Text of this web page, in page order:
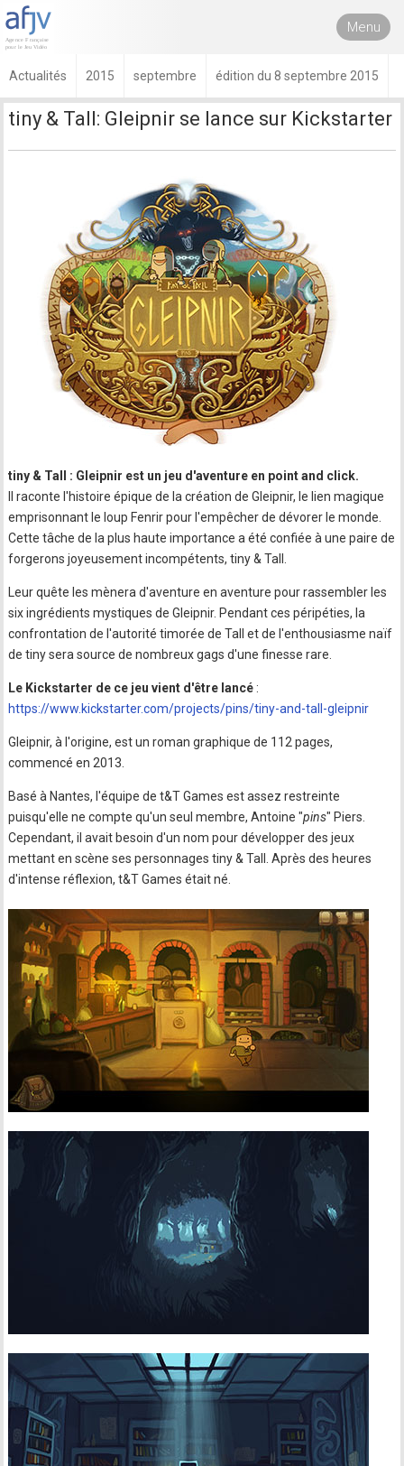
Menu
Actualités 2015 septembre édition du 8 septembre 2015
tiny & Tall: Gleipnir se lance sur Kickstarter
tiny & Tall : Gleipnir est un jeu d'aventure en point and click.
Il raconte l'histoire épique de la création de Gleipnir, le lien magique
emprisonnant le loup Fenrir pour l'empêcher de dévorer le monde.
Cette tâche de la plus haute importance a été confiée à une paire de
forgerons joyeusement incompétents, tiny & Tall.
Leur quête les mènera d'aventure en aventure pour rassembler les
six ingrédients mystiques de Gleipnir. Pendant ces péripéties, la
confrontation de l'autorité timorée de Tall et de l'enthousiasme naïf
de tiny sera source de nombreux gags d'une finesse rare.
Le Kickstarter de ce jeu vient d'être lancé :
https://www.kickstarter.com/projects/pins/tiny-and-tall-gleipnir
Gleipnir, à l'origine, est un roman graphique de 112 pages,
commencé en 2013.
Basé à Nantes, l'équipe de t&T Games est assez restreinte
puisqu'elle ne compte qu'un seul membre, Antoine "pins" Piers.
Cependant, il avait besoin d'un nom pour développer des jeux
mettant en scène ses personnages tiny & Tall. Après des heures
d'intense réflexion, t&T Games était né.